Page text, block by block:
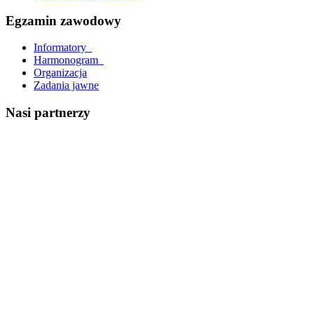
Egzamin zawodowy
Informatory_
Harmonogram_
Organizacja
Zadania jawne
Nasi partnerzy